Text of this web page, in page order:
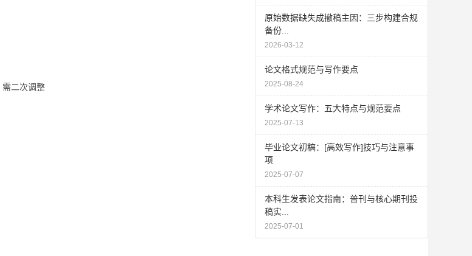
二次调整
原始数据缺失成撤稿主因：三步构建合规
备份...
2026-03-12
论文格式规范与写作要点
2025-08-24
学术论文写作：五大特点与规范要点
2025-07-13
毕业论文初稿：[高效写作]技巧与注意事
项
2025-07-07
本科生发表论文指南：普刊与核心期刊投
稿实...
2025-07-01